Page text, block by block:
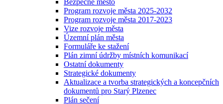
Bezpečné město
Program rozvoje města 2025-2032
Program rozvoje města 2017-2023
Vize rozvoje města
Územní plán města
Formuláře ke stažení
Plán zimní údržby místních komunikací
Ostatní dokumenty
Strategické dokumenty
Aktualizace a tvorba strategických a koncepčních
dokumentů pro Starý Plzenec
Plán sečení